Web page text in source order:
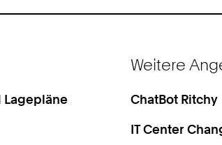
Lagepläne
Weitere
ChatBot Ritchy
IT Center